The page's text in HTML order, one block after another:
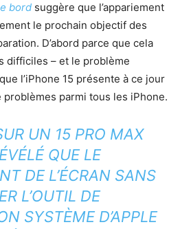
bord suggère que l’appariement
le prochain objectif des
D’abord parce que cela
difficiles – et le problème
l’iPhone 15 présente à ce jour
parmi tous les iPhone.
UN 15 PRO MAX
QUE LE
DE L’ÉCRAN SANS
L’OUTIL DE
SYSTÈME D’APPLE